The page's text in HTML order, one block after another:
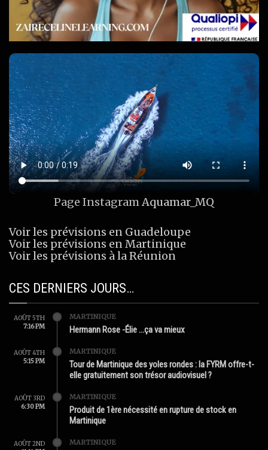
Page InstagramAquamar_MQ
Voir les prévisions en Guadeloupe
Voir les prévisions en Martinique
Voir les prévisions à la Réunion
CES DERNIERS JOURS…
AOÛT 5TH
7:16 PM
MARTINIQUE
Hermann Rose -Élie …ça va mieux
AOÛT 4TH
5:15 PM
MARTINIQUE
Tour de Martinique des yoles rondes : la FYRM offre-t-
elle gratuitement son trésor audiovisuel ?
AOÛT 3RD
6:30 PM
MARTINIQUE
Produit de 1ère nécessité en rupture de stock en
Martinique
AOÛT 2ND
MARTINIQUE